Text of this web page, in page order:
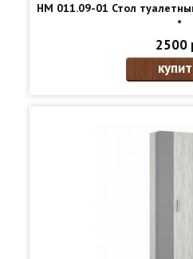
НМ 011.09-01 Стол
*
2500